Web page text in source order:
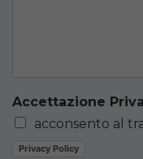
Accettazione
acconsento al
Privacy Policy